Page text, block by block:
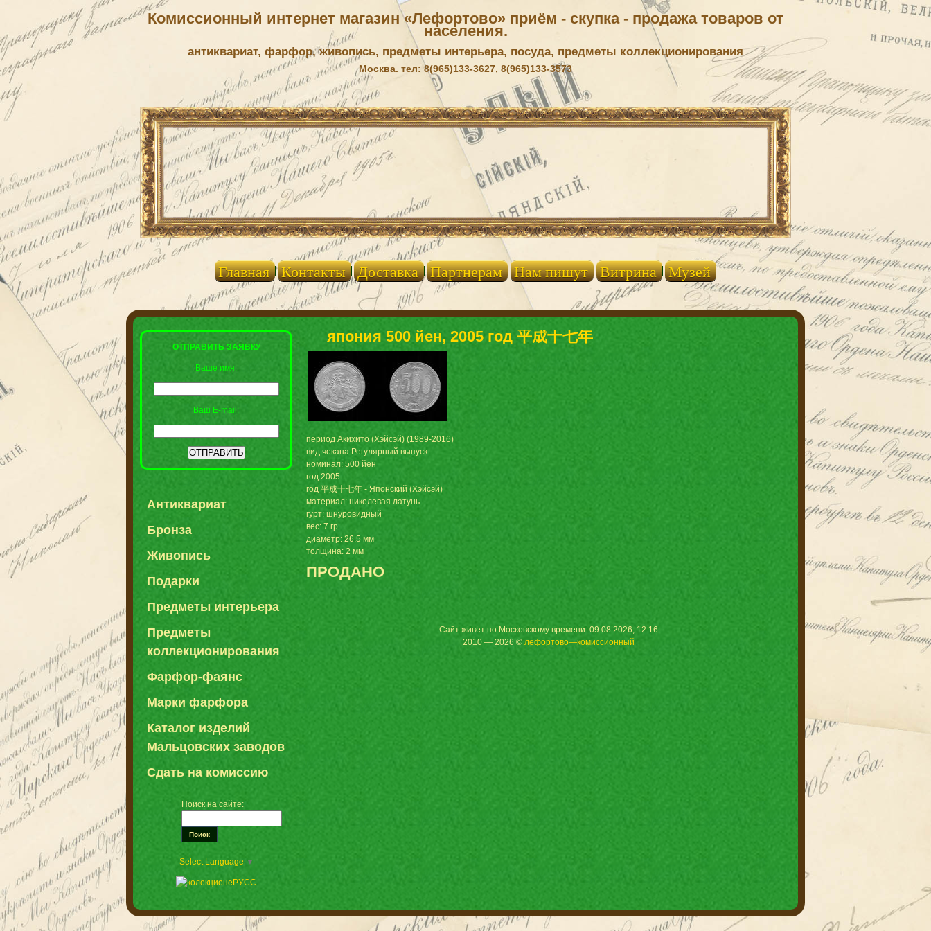
Комиссионный интернет магазин «Лефортово» приём - скупка - продажа товаров от
населения.
антиквариат, фарфор, живопись, предметы интерьера, посуда, предметы коллекционирования
Москва. тел: 8(965)133-3627, 8(965)133-3573
Главная Контакты Доставка Партнерам Нам пишут Витрина Музей
ОТПРАВИТЬ ЗАЯВКУ
Ваше имя:
Ваш E-mail:
Антиквариат
Бронза
Живопись
Подарки
Предметы интерьера
Предметы
коллекционирования
Фарфор-фаянс
Марки фарфора
Каталог изделий
Мальцовских заводов
Сдать на комиссию
Поиск на сайте:
Select Language ▼
япония 500 йен, 2005 год 平成十七年
период Акихито (Хэйсэй) (1989-2016)
вид чекана Регулярный выпуск
номинал: 500 йен
год 2005
год 平成十七年 - Японский (Хэйсэй)
материал: никелевая латунь
гурт: шнуровидный
вес: 7 гр.
диаметр: 26.5 мм
толщина: 2 мм
ПРОДАНО
Сайт живет по Московскому времени: 09.08.2026, 12:16
2010 — 2026 © лефортово—комиссионный